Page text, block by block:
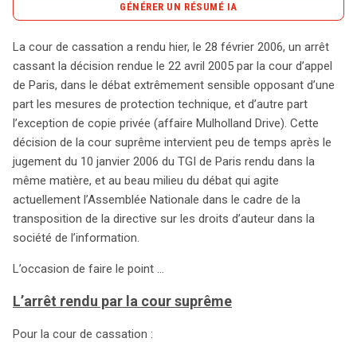
GÉNÉRER UN RÉSUMÉ IA
L’arrêt rendu par la Cour de cassation le 28 février 2006
sur l’affaire Mulholland Drive marque un tournant dans le
débat entre les mesures de protection technique et
l’exception de copie privée. En annulant la décision de la
cour d’appel de Paris, la Cour de cassation souligne que
la copie privée ne doit pas être interprétée comme un
droit absolu. Elle impose un triple test aux juges,
considéré comme essentiel dans l’évaluation des
exceptions au droit d’auteur : la reproduction doit être
limitée à des cas spécifiques, ne pas nuire à
préjudice aux intérêts légitimes de l’auteur. L’arrêt
rappelle que l’exploitation normale doit être évaluée dans
le contexte économique moderne, tenant compte des
implications numériques. L’interprétation de la cour de
La cour de cassation a rendu hier, le 28 février 2006, un arrêt
cassant la décision rendue le 22 avril 2005 par la cour d’appel
de Paris, dans le débat extrêmement sensible opposant d’une
part les mesures de protection technique, et d’autre part
l’exception de copie privée (affaire Mulholland Drive). Cette
décision de la cour suprême intervient peu de temps après le
jugement du 10 janvier 2006 du TGI de Paris rendu dans la
même matière, et au beau milieu du débat qui agite
actuellement l’Assemblée Nationale dans le cadre de la
transposition de la directive sur les droits d’auteur dans la
société de l’information.
L’occasion de faire le point …
L’arrêt rendu par la cour suprême
Pour la cour de cassation :